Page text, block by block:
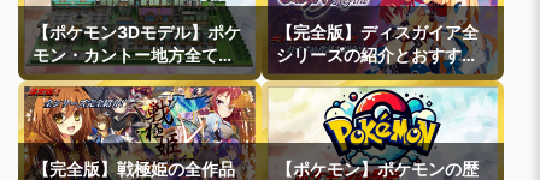
【ポケモン3Dモデル】ポケ
モン・カントー地方全ての
町モデルなどを紹介
【完全版】ディスガイア全
シリーズの紹介とおすすめ
作品紹介
【完全版】戦極姫の全作品
【ポケモン】ポケモンの歴